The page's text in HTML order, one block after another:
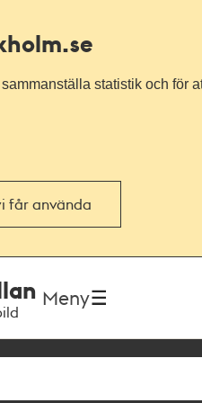
statistik och för
får använda
Meny